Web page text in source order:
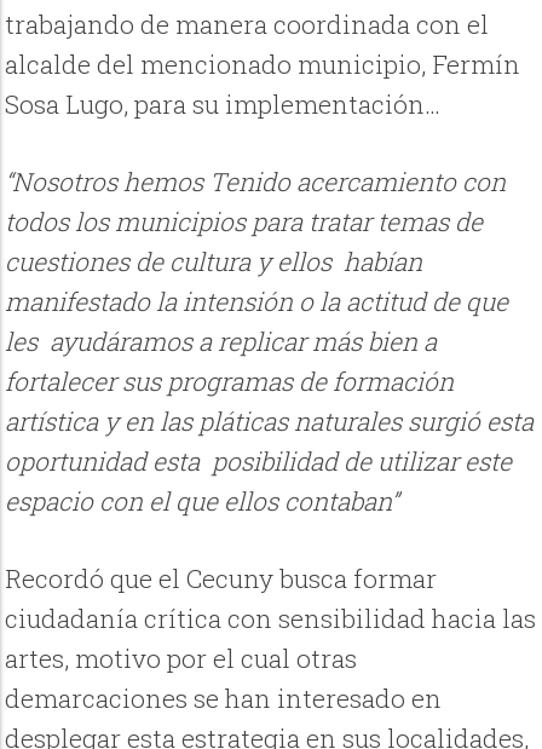
trabajando de manera coordinada con el
alcalde del mencionado municipio, Fermín
Sosa Lugo, para su implementación…
“Nosotros hemos Tenido acercamiento con
todos los municipios para tratar temas de
cuestiones de cultura y ellos habían
manifestado la intensión o la actitud de que
les ayudáramos a replicar más bien a
fortalecer sus programas de formación
artística y en las pláticas naturales surgió esta
oportunidad esta posibilidad de utilizar este
espacio con el que ellos contaban”
Recordó que el Cecuny busca formar
ciudadanía crítica con sensibilidad hacia las
artes, motivo por el cual otras
demarcaciones se han interesado en
desplegar esta estrategia en sus localidades,